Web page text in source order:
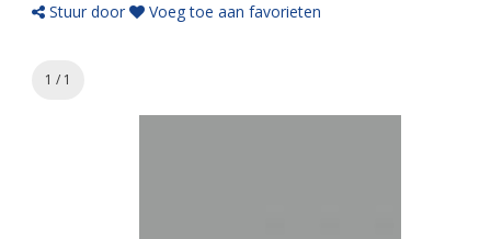
Stuur door Voeg toe aan favorieten
1 / 1